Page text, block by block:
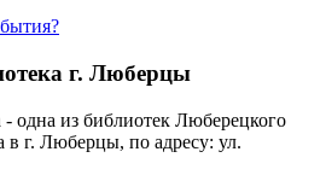
г. Люберцы
- одна из библиотек Люберецкого
в г. Люберцы, по адресу: ул.